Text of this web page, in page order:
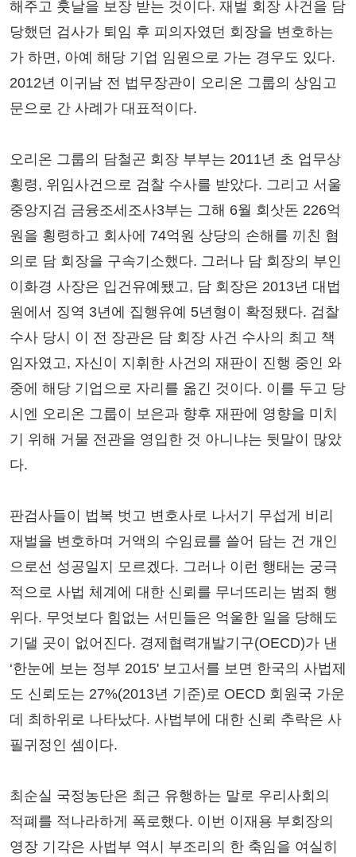
해주고 훗날을 보장 받는 것이다. 재벌 회장 사건을 담
당했던 검사가 퇴임 후 피의자였던 회장을 변호하는
가 하면, 아예 해당 기업 임원으로 가는 경우도 있다.
2012년 이귀남 전 법무장관이 오리온 그룹의 상임고
문으로 간 사례가 대표적이다.
오리온 그룹의 담철곤 회장 부부는 2011년 초 업무상
횡령, 위임사건으로 검찰 수사를 받았다. 그리고 서울
중앙지검 금융조세조사3부는 그해 6월 회삿돈 226억
원을 횡령하고 회사에 74억원 상당의 손해를 끼친 혐
의로 담 회장을 구속기소했다. 그러나 담 회장의 부인
이화경 사장은 입건유예됐고, 담 회장은 2013년 대법
원에서 징역 3년에 집행유예 5년형이 확정됐다. 검찰
수사 당시 이 전 장관은 담 회장 사건 수사의 최고 책
임자였고, 자신이 지휘한 사건의 재판이 진행 중인 와
중에 해당 기업으로 자리를 옮긴 것이다. 이를 두고 당
시엔 오리온 그룹이 보은과 향후 재판에 영향을 미치
기 위해 거물 전관을 영입한 것 아니냐는 뒷말이 많았
다.
판검사들이 법복 벗고 변호사로 나서기 무섭게 비리
재벌을 변호하며 거액의 수임료를 쓸어 담는 건 개인
으로선 성공일지 모르겠다. 그러나 이런 행태는 궁극
적으로 사법 체계에 대한 신뢰를 무너뜨리는 범죄 행
위다. 무엇보다 힘없는 서민들은 억울한 일을 당해도
기댈 곳이 없어진다. 경제협력개발기구(OECD)가 낸
‘한눈에 보는 정부 2015' 보고서를 보면 한국의 사법제
도 신뢰도는 27%(2013년 기준)로 OECD 회원국 가운
데 최하위로 나타났다. 사법부에 대한 신뢰 추락은 사
필귀정인 셈이다.
최순실 국정농단은 최근 유행하는 말로 우리사회의
적폐를 적나라하게 폭로했다. 이번 이재용 부회장의
영장 기각은 사법부 역시 부조리의 한 축임을 여실히